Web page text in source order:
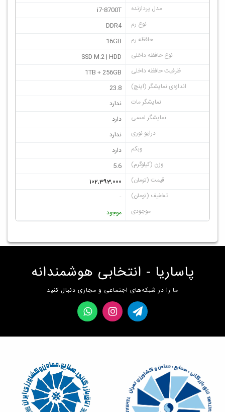
i7-8700T
DDR4
16GB
SSD M.2 | HDD
1TB + 256GB
23.8
ندارد
دارد
ندارد
دارد
5.6
102,393,000
-
موجود
پاساریا - انتخابی هوشمندانه
ما را در شبکه‌های اجتماعی و مجازی دنبال کنید